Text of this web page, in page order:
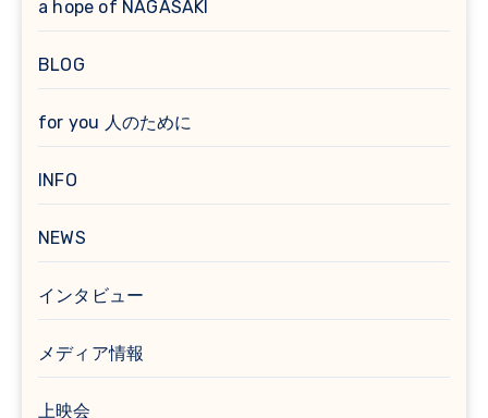
a hope of NAGASAKI
BLOG
for you 人のために
INFO
NEWS
インタビュー
メディア情報
上映会